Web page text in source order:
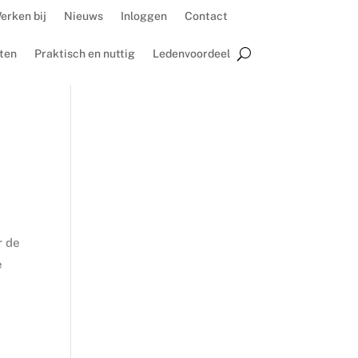
bij Nieuws Inloggen Contact
Praktisch en nuttig Ledenvoordeel
de